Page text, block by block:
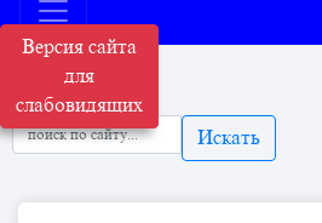
Версия сайта
для
слабовидящих
Искать